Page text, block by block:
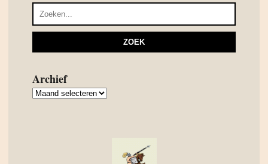
Archief
Archief